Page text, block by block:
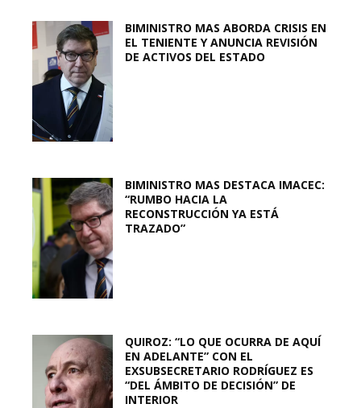
BIMINISTRO MAS ABORDA CRISIS EN
EL TENIENTE Y ANUNCIA REVISIÓN
DE ACTIVOS DEL ESTADO
BIMINISTRO MAS DESTACA IMACEC:
“RUMBO HACIA LA
RECONSTRUCCIÓN YA ESTÁ
TRAZADO”
QUIROZ: “LO QUE OCURRA DE AQUÍ
EN ADELANTE” CON EL
EXSUBSECRETARIO RODRÍGUEZ ES
“DEL ÁMBITO DE DECISIÓN” DE
INTERIOR